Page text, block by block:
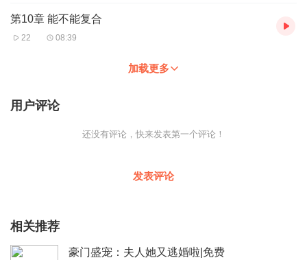
第10章 能不能复合
22 08:39
加载更多
用户评论
还没有评论，快来发表第一个评论！
发表评论
相关推荐
豪门盛宠：夫人她又逃婚啦|免费